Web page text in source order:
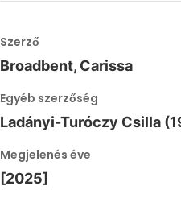
Szerző
Broadbent, Carissa
Egyéb szerzőség
Ladányi-Turóczy Csilla
Megjelenés éve
[2025]